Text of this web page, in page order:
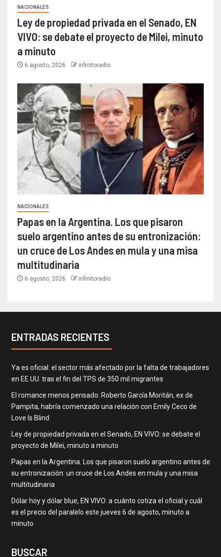
NACIONALES
Ley de propiedad privada en el Senado, EN
VIVO: se debate el proyecto de Milei, minuto
a minuto
6 agosto, 2026 infinitoradio
NACIONALES
Papas en la Argentina. Los que pisaron
suelo argentino antes de su entronización:
un cruce de Los Andes en mula y una misa
multitudinaria
6 agosto, 2026 infinitoradio
ENTRADAS RECIENTES
Ya es oficial: el sector más afectado por la falta de trabajadores
en EE.UU. tras el fin del TPS de 350 mil migrantes
El romance menos pensado: Roberto García Moritán, ex de
Pampita, habría comenzado una relación con Emily Ceco de
Love Is Blind
Ley de propiedad privada en el Senado, EN VIVO: se debate el
proyecto de Milei, minuto a minuto
Papas en la Argentina. Los que pisaron suelo argentino antes de
su entronización: un cruce de Los Andes en mula y una misa
multitudinaria
Dólar hoy y dólar blue, EN VIVO: a cuánto cotiza el oficial y cuál
es el precio del paralelo este jueves 6 de agosto, minuto a
minuto
BUSCAR